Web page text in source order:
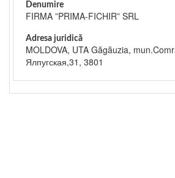
Denumire
FIRMA ”PRIMA-FICHIR” SRL
Adresa juridică
MOLDOVA, UTA Găgăuzia,
Ялпугская,31, 3801